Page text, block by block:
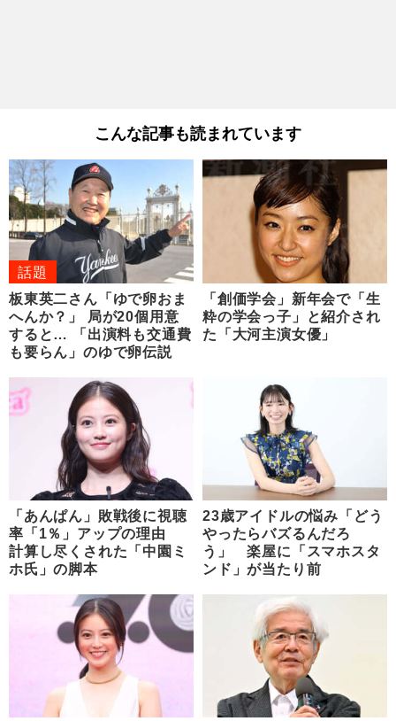
こんな記事も読まれています
話題
板東英二さん「ゆで卵おま
へんか？」 局が20個用意
すると… 「出演料も交通費
も要らん」のゆで卵伝説
「創価学会」新年会で「生
粋の学会っ子」と紹介され
た「大河主演女優」
「あんぱん」敗戦後に視聴
率「1％」アップの理由
計算し尽くされた「中園ミ
ホ氏」の脚本
23歳アイドルの悩み「どう
やったらバズるんだろ
う」 楽屋に「スマホスタ
ンド」が当たり前